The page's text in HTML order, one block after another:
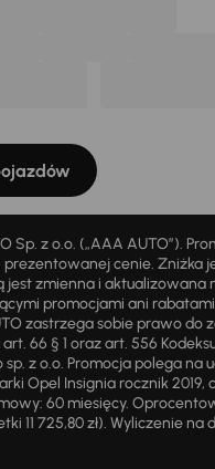
z o.o. („AAA AUTO”).
cenie. Zniżka
zmienna i
promocjami ani
zastrzega sobie prawo
66 § 1 oraz art. 556
z o.o. Promocja polega na
Opel Insignia rocznik 2019,
60 miesięcy.
11 725,80 zł). Wyliczenie